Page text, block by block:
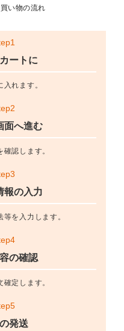
い物の流れ
ートに
れます。
面へ進む
認します。
報の入力
を入力します。
の確認
定します。
発送